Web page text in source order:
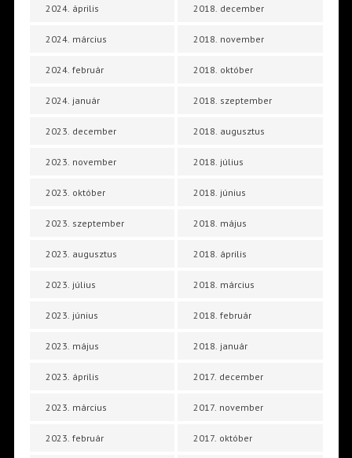
2024. április
2024. március
2024. február
2024. január
2023. december
2023. november
2023. október
2023. szeptember
2023. augusztus
2023. július
2023. június
2023. május
2023. április
2023. március
2023. február
2018. december
2018. november
2018. október
2018. szeptember
2018. augusztus
2018. július
2018. június
2018. május
2018. április
2018. március
2018. február
2018. január
2017. december
2017. november
2017. október